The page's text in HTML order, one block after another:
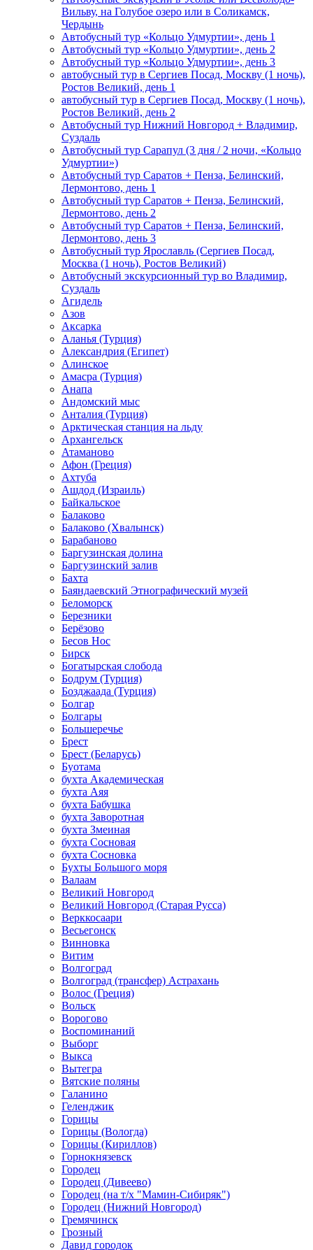
Вильву, на Голубое озеро или в Соликамск,
Чердынь
Автобусный тур «Кольцо Удмуртии», день 1
Автобусный тур «Кольцо Удмуртии», день 2
Автобусный тур «Кольцо Удмуртии», день 3
автобусный тур в Сергиев Посад, Москву (1 ночь),
Ростов Великий, день 1
автобусный тур в Сергиев Посад, Москву (1 ночь),
Ростов Великий, день 2
Автобусный тур Нижний Новгород + Владимир,
Суздаль
Автобусный тур Сарапул (3 дня / 2 ночи, «Кольцо
Удмуртии»)
Автобусный тур Саратов + Пенза, Белинский,
Лермонтово, день 1
Автобусный тур Саратов + Пенза, Белинский,
Лермонтово, день 2
Автобусный тур Саратов + Пенза, Белинский,
Лермонтово, день 3
Автобусный тур Ярославль (Сергиев Посад,
Москва (1 ночь), Ростов Великий)
Автобусный экскурсионный тур во Владимир,
Суздаль
Агидель
Азов
Аксарка
Аланья (Турция)
Александрия (Египет)
Алинское
Амасра (Турция)
Анапа
Андомский мыс
Анталия (Турция)
Арктическая станция на льду
Архангельск
Атаманово
Афон (Греция)
Ахтуба
Ашдод (Израиль)
Байкальское
Балаково
Балаково (Хвалынск)
Барабаново
Баргузинская долина
Баргузинский залив
Бахта
Баяндаевский Этнографический музей
Беломорск
Березники
Берёзово
Бесов Нос
Бирск
Богатырская слобода
Бодрум (Турция)
Бозджаада (Турция)
Болгар
Болгары
Большеречье
Брест
Брест (Беларусь)
Буотама
бухта Академическая
бухта Аяя
бухта Бабушка
бухта Заворотная
бухта Змеиная
бухта Сосновая
бухта Сосновка
Бухты Большого моря
Валаам
Великий Новгород
Великий Новгород (Старая Русса)
Верккосаари
Весьегонск
Винновка
Витим
Волгоград
Волгоград (трансфер) Астрахань
Волос (Греция)
Вольск
Ворогово
Воспоминаний
Выборг
Выкса
Вытегра
Вятские поляны
Галанино
Геленджик
Горицы
Горицы (Вологда)
Горицы (Кириллов)
Горнокнязевск
Городец
Городец (Дивеево)
Городец (на т/х "Мамин-Сибиряк")
Городец (Нижний Новгород)
Гремячинск
Грозный
Давид городок